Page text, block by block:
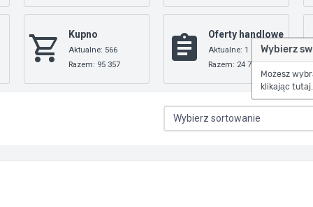
Kupno
Aktualne: 566
Razem: 95 357
Oferty handlowe
Aktualne: 1
Razem: 24 709
Wybierz
Możesz
klikając tutaj.